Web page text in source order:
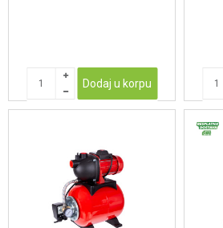
Dodaj u korpu